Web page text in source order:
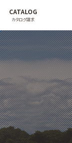
CATALOG
カタログ請求